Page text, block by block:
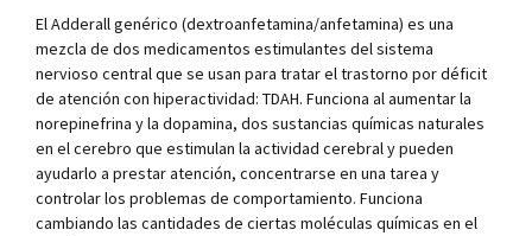
El Adderall genérico (dextroanfetamina/anfetamina) es una
mezcla de dos medicamentos estimulantes del sistema
nervioso central que se usan para tratar el trastorno por déficit
de atención con hiperactividad: TDAH. Funciona al aumentar la
norepinefrina y la dopamina, dos sustancias químicas naturales
en el cerebro que estimulan la actividad cerebral y pueden
ayudarlo a prestar atención, concentrarse en una tarea y
controlar los problemas de comportamiento. Funciona
cambiando las cantidades de ciertas moléculas químicas en el